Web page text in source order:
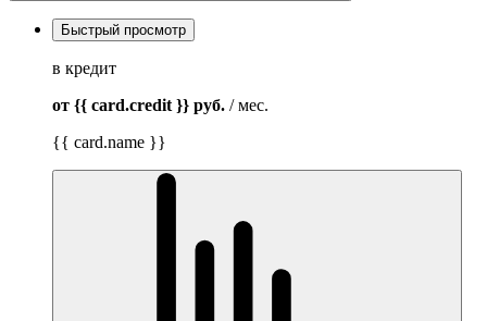
Быстрый просмотр
в кредит
от {{ card.credit }} руб. / мес.
{{ card.name }}